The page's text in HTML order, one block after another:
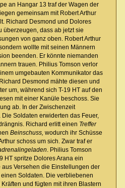
an Hangar 13 traf der Wagen der
gemeinsam mit Robert Arthur
Richard Desmond und Dolores
überzeugen, dass ab jetzt sie
von ganz oben. Robert Arthur
wollte mit seinen Männern
beenden. Er könnte niemanden
trauen. Philius Tomson verlor
umgebauten Kommunikator das
Desmond mähte diesen und
um, während sich T-19 HT auf den
mit einer Kanüle beschoss. Sie
ab. In der Zwischenzeit
Soldaten erwiderten das Feuer,
Richard erlitt einen Treffer
Beinschuss, wodurch ihr Schüsse
schoss um sich. Zwar traf er
. Philius Tomson
HT spritze Dolores Arana ein
Versehen die Einstellungen der
Soldaten. Die verbliebenen
und fügten mit ihren Blastern